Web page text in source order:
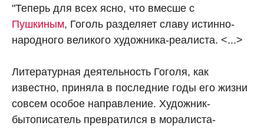
"Теперь для всех ясно, что вмесше с
Пушкиным, Гоголь разделяет славу истинно-
народного великого художника-реалиста. <...>
Литературная деятельность Гоголя, как
известно, приняла в последние годы его жизни
совсем особое направление. Художник-
бытописатель превратился в моралиста-